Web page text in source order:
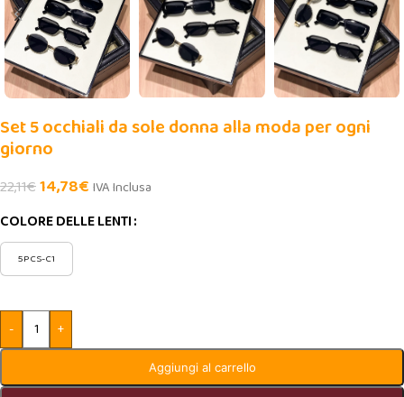
Set 5 occhiali da sole donna alla moda per ogni
giorno
22,11€14,78€ IVA Inclusa
COLORE DELLE LENTI
5PCS-C1
- +
Aggiungi al carrello